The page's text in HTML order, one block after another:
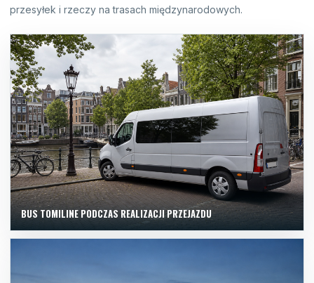
przesyłek i rzeczy na trasach międzynarodowych.
BUS TOMILINE PODCZAS REALIZACJI PRZEJAZDU